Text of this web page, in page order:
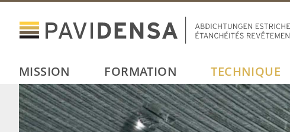
MISSION FORMATION TECHNIQUE